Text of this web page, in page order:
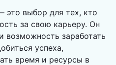
это выбор для тех, кто
за свою карьеру. Он
возможность заработать
успеха,
время и ресурсы в